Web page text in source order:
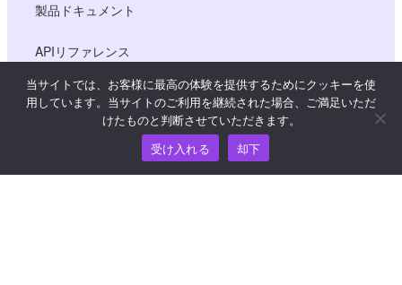
製品ドキュメント
APIリファレンス
JS SDKリファレンス
当サイトでは、お客様に最高の体験を提供するためにクッキーを使
用しています。当サイトのご利用を継続された場合、ご満足いただ
けたものと判断させていただきます。
受け入れる
却下